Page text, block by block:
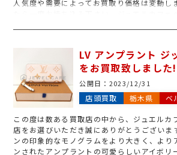
人気度や需要によってお買取り価格は変動し
たら一度お持ち込み下さい。ジュエルカフ
査定だけでも大歓迎です!ヴィトン以外にも
なお品物お買い物ついでにお持ち込み下さ
たら店頭・お電話にてご相談ください。
LV アンプラント ジッピーウォレット
をお買取致しました!
公開日： 2023/12/31
店頭買取 栃木県 ベ
この度は数ある買取店の中から、ジュエルカ
店をお選びいただき誠にありがとうございま
ンの印象的なモノグラムをより大きく、より
ンされたアンプラントの可愛らしいアイボリ